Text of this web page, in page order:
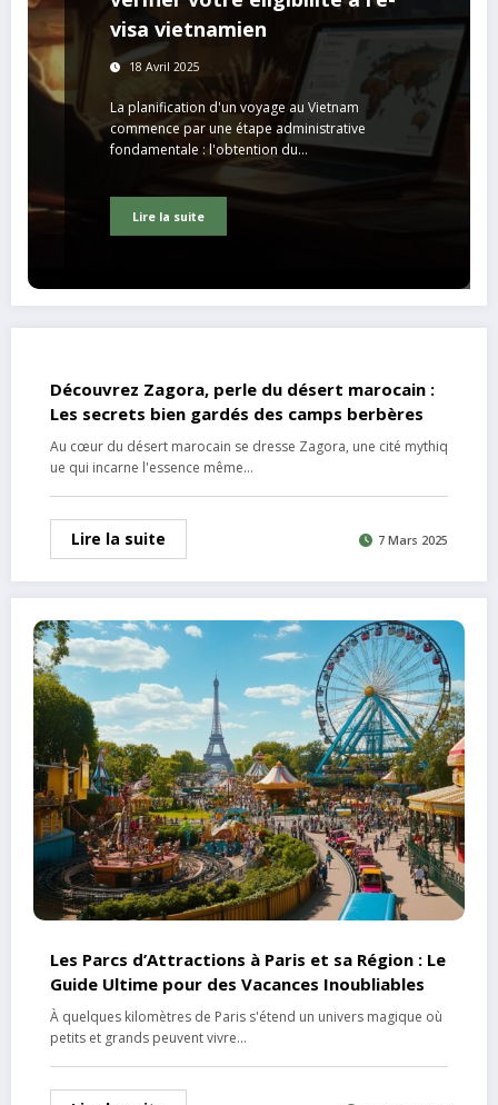
visa vietnamien
18 Avril 2025
La planification d'un voyage au Vietnam
commence par une étape administrative
fondamentale : l'obtention du…
Lire la suite
Découvrez Zagora, perle du désert marocain :
Les secrets bien gardés des camps berbères
Au cœur du désert marocain se dresse Zagora, une cité mythiq
ue qui incarne l'essence même…
Lire la suite 7 Mars 2025
Les Parcs d’Attractions à Paris et sa Région : Le
Guide Ultime pour des Vacances Inoubliables
À quelques kilomètres de Paris s'étend un univers magique où
petits et grands peuvent vivre…